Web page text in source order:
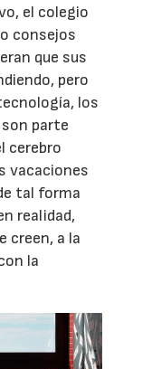
el colegio
consejos
que sus
pero
los
parte
cerebro
vacaciones
tal forma
realidad,
creen, a la
la